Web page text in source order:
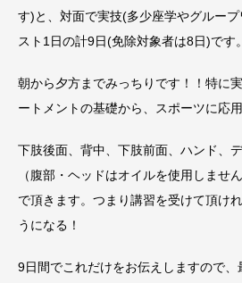
す)と、対面で実技(多少座学やグルー
スト1日の計9日(免除対象者は8日)です。
朝から夕方までみっちりです！！特に
ートメントの基礎から、スポーツに応
下肢後面、背中、下肢前面、ハンド、
（腹部・ヘッドはオイルを使用しませ
で頂きます。つまり講習を受けて頂け
うになる！
9日間でこれだけをお伝えしますので